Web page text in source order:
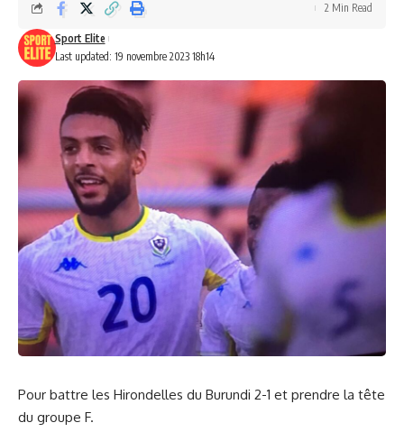
Last updated: 19 novembre 2023 18h14
Sport Elite
2 Min Read
Pour battre les Hirondelles du Burundi 2-1 et prendre la tête
du groupe F.